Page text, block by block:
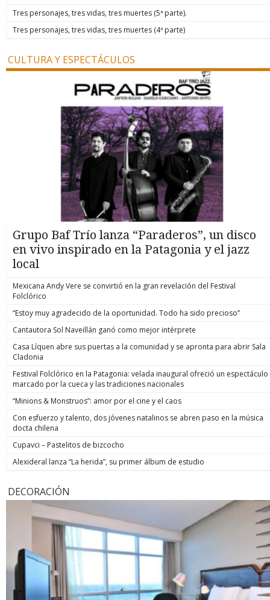
Tres personajes, tres vidas, tres muertes (5ª parte).
Tres personajes, tres vidas, tres muertes (4ª parte)
CULTURA Y ESPECTÁCULOS
Grupo Baf Trío lanza “Paraderos”, un disco
en vivo inspirado en la Patagonia y el jazz
local
Mexicana Andy Vere se convirtió en la gran revelación del Festival
Folclórico
“Estoy muy agradecido de la oportunidad. Todo ha sido precioso”
Cantautora Sol Naveillán ganó como mejor intérprete
Casa Líquen abre sus puertas a la comunidad y se apronta para abrir Sala
Cladonia
Festival Folclórico en la Patagonia: velada inaugural ofreció un espectáculo
marcado por la cueca y las tradiciones nacionales
“Minions & Monstruos”: amor por el cine y el caos
Con esfuerzo y talento, dos jóvenes natalinos se abren paso en la música
docta chilena
Cupavci – Pastelitos de bizcocho
Alexideral lanza “La herida”, su primer álbum de estudio
DECORACIÓN